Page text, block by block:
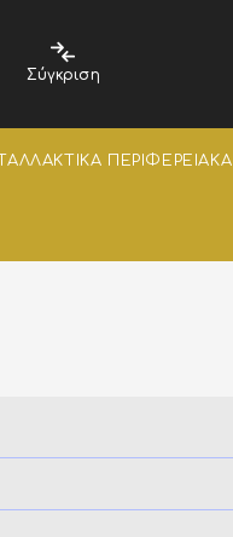
Σύγκριση
ΠΕΡΙΦΕΡΕΙΑΚΑ